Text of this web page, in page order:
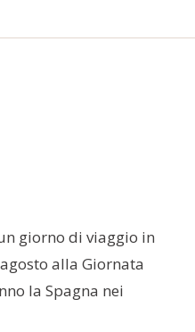
giorno di viaggio in
alla Giornata
la Spagna nei